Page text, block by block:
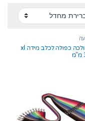
רצועת הולכה כפולה לכלב מידה xl